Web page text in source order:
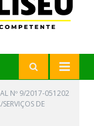
Nº 9/2017-051202
DE